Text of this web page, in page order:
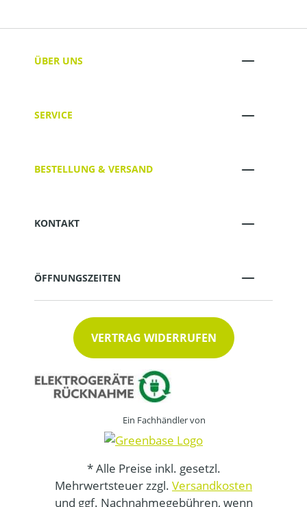
ÜBER UNS
SERVICE
BESTELLUNG & VERSAND
KONTAKT
ÖFFNUNGSZEITEN
VERTRAG WIDERRUFEN
Ein Fachhändler von
* Alle Preise inkl. gesetzl.
Mehrwertsteuer zzgl. Versandkosten
und ggf. Nachnahmegebühren, wenn